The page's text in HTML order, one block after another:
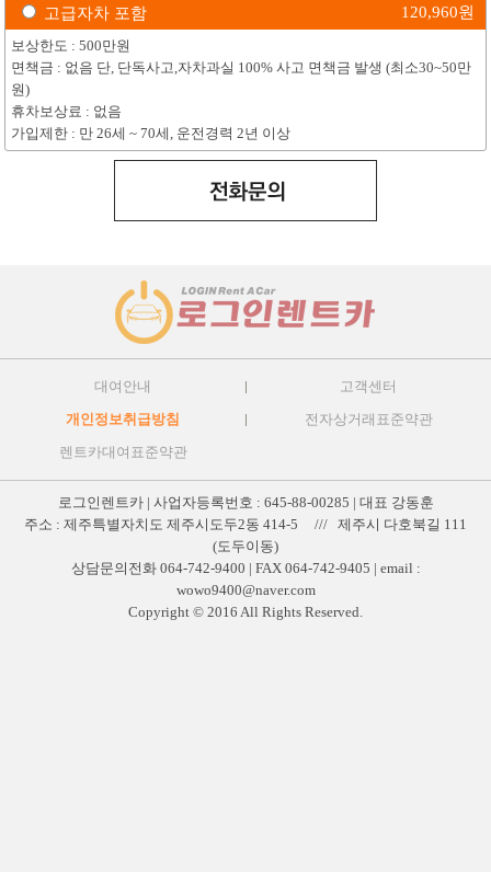
고급자차 포함 120,960원
보상한도 : 500만원
면책금 : 없음 단, 단독사고,자차과실 100% 사고 면책금 발생 (최소30~50만
원)
휴차보상료 : 없음
가입제한 : 만 26세 ~ 70세, 운전경력 2년 이상
대여안내 고객센터
개인정보취급방침 전자상거래표준약관
렌트카대여표준약관
로그인렌트카 | 사업자등록번호 : 645-88-00285 | 대표 강동훈
주소 : 제주특별자치도 제주시도두2동 414-5 /// 제주시 다호북길 111
(도두이동)
상담문의전화 064-742-9400 | FAX 064-742-9405 | email :
wowo9400@naver.com
Copyright © 2016 All Rights Reserved.